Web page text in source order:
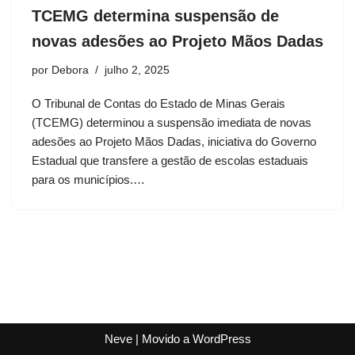
TCEMG determina suspensão de
novas adesões ao Projeto Mãos Dadas
por Debora julho 2, 2025
O Tribunal de Contas do Estado de Minas Gerais
(TCEMG) determinou a suspensão imediata de novas
adesões ao Projeto Mãos Dadas, iniciativa do Governo
Estadual que transfere a gestão de escolas estaduais
para os municípios.…
Neve| Movido a WordPress